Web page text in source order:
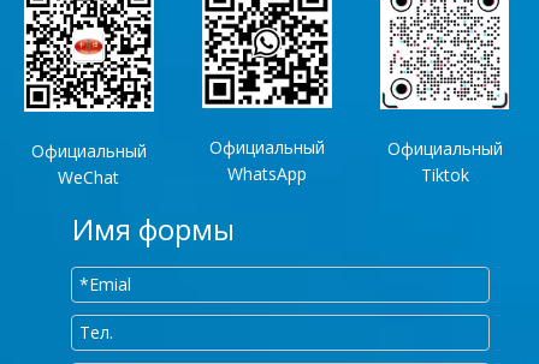
Официальный
WeChat
Официальный
WhatsApp
Официальный
Tiktok
Имя формы